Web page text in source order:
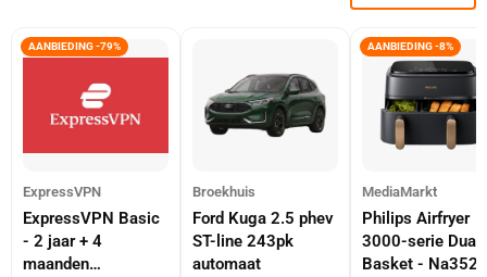
AANBIEDING -79%
ExpressVPN
ExpressVPN Basic
- 2 jaar + 4
maanden
Broekhuis
Ford Kuga 2.5 phev
ST-line 243pk
automaat
AANBIEDING -8%
MediaMarkt
Philips Airfryer
3000-serie Dual
Basket -